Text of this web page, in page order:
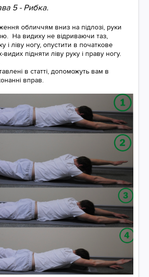
5 - Рибка.
обличчям вниз на підлозі, руки
На видиху не відриваючи таз,
і ліву ногу, опустити в початкове
підняти ліву руку і праву ногу.
в статті, допоможуть вам в
вправ.